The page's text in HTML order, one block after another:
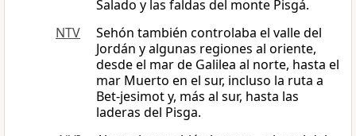
Salado y las faldas del monte Pisgá.
NTV
Sehón también controlaba el valle del
Jordán y algunas regiones al oriente,
desde el mar de Galilea al norte, hasta el
mar Muerto en el sur, incluso la ruta a
Bet-jesimot y, más al sur, hasta las
laderas del Pisga.